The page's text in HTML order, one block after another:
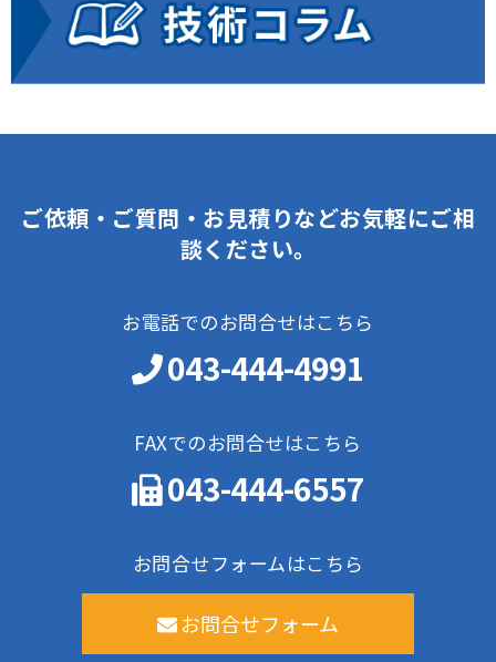
ご依頼・ご質問・お見積りなどお気軽にご相
談ください。
お電話でのお問合せはこちら
043-444-4991
FAXでのお問合せはこちら
043-444-6557
お問合せフォームはこちら
お問合せフォーム